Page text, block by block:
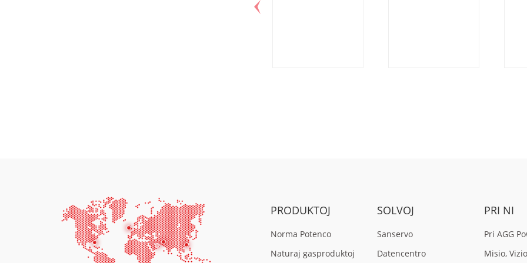
PRODUKTOJ
Norma Potenco
Naturaj gasproduktoj
SOLVOJ
Sanservo
Datencentro
PRI NI
Pri AGG
Misio,